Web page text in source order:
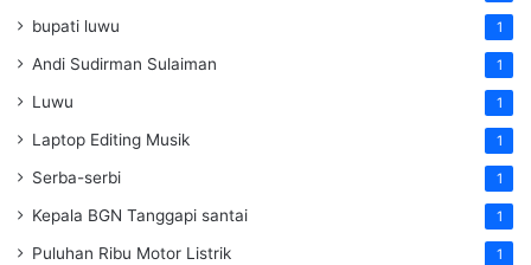
bupati luwu 1
Andi Sudirman Sulaiman 1
Luwu 1
Laptop Editing Musik 1
Serba-serbi 1
Kepala BGN Tanggapi santai 1
Puluhan Ribu Motor Listrik 1